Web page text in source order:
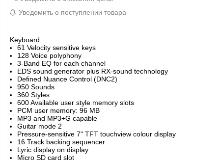
Уведомить о поступлении товара
Keyboard
61 Velocity sensitive keys
128 Voice polyphony
3-Band EQ for each channel
EDS sound generator plus RX-sound technology
Defined Nuance Control (DNC2)
950 Sounds
360 Styles
600 Available user style memory slots
PCM user memory: 96 MB
MP3 and MP3+G capable
Guitar mode 2
Pressure-sensitive 7" TFT touchview colour display
16 Track backing sequencer
Lyric display on display
Micro SD card slot